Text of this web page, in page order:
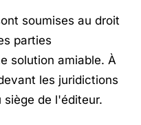
soumises au droit
parties
solution amiable. À
les juridictions
de l'éditeur.